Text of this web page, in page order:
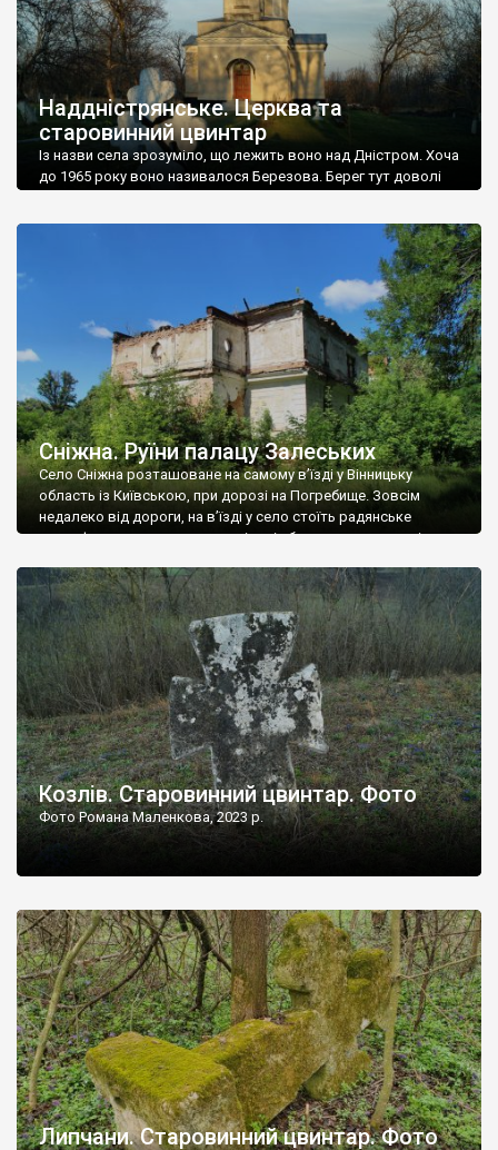
Наддністрянське. Церква та
старовинний цвинтар
Із назви села зрозуміло, що лежить воно над Дністром. Хоча
до 1965 року воно називалося Березова. Берег тут доволі
Наддністрянське відрізняється від більшості навколишніх
сіл. У селі є мурована Михайлівська церква. Точної дати […]
Сніжна. Руїни палацу Залеських
Село Сніжна розташоване на самому в’їзді у Вінницьку
область із Київською, при дорозі на Погребище. Зовсім
недалеко від дороги, на в’їзді у село стоїть радянське
рельєфне пано, яке показує жінку і яблуню, а трохи далі, десь
не видно, але видно дві стареньких колії у траві – […]
Козлів. Старовинний цвинтар. Фото
Фото Романа Маленкова, 2023 р.
Липчани. Старовинний цвинтар. Фото